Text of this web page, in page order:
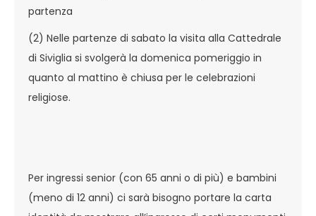
partenza
(2) Nelle partenze di sabato la visita alla Cattedrale
di Siviglia si svolgerà la domenica pomeriggio in
quanto al mattino è chiusa per le celebrazioni
religiose.
Per ingressi senior (con 65 anni o di più) e bambini
(meno di 12 anni) ci sarà bisogno portare la carta